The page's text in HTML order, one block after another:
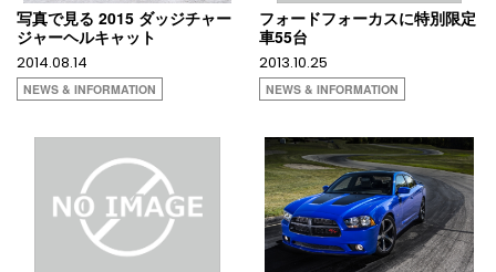
写真で見る 2015 ダッジチャー
ジャーヘルキャット
2014.08.14
NEWS & INFORMATION
フォードフォーカスに特別限定
車55台
2013.10.25
NEWS & INFORMATION